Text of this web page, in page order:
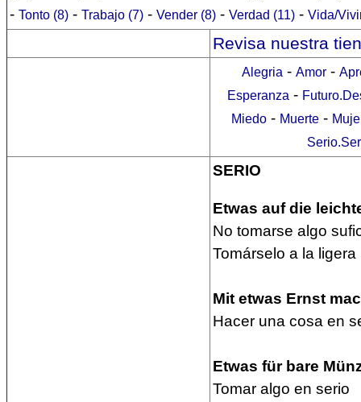
- Tonto (8) - Trabajo (7) - Vender (8) - Verdad (11) - Vida/
Revisa nuestra
Alegria - Amor-
Esperanza -
Miedo - Muerte -
SERIO
Etwas auf die
No tomarse algo
Tomárselo a la ligera
Mit etwas Ernst
Hacer una cosa en
Etwas für bare
Tomar algo en serio